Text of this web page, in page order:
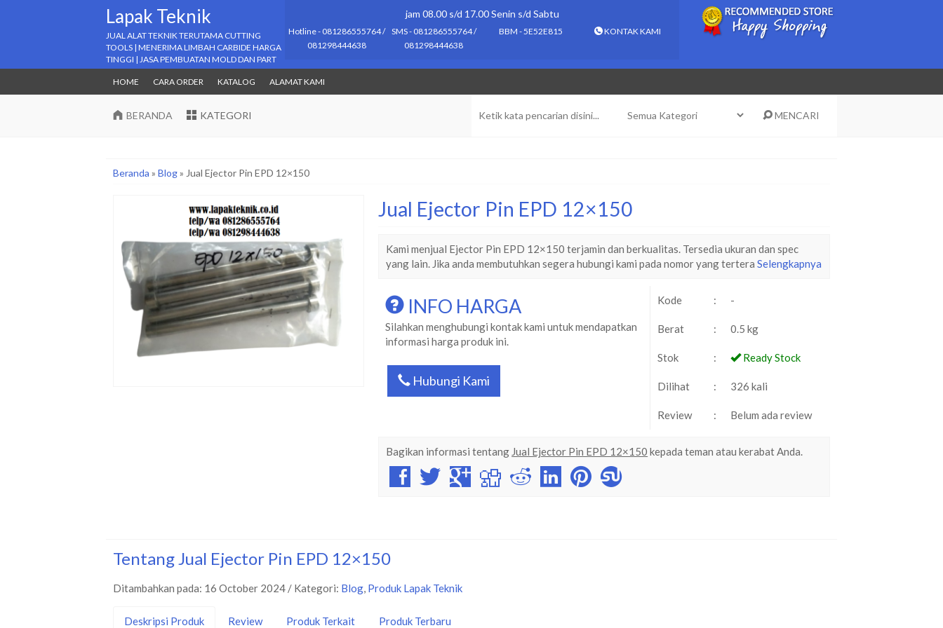
Lapak Teknik
JUAL ALAT TEKNIK TERUTAMA CUTTING
TOOLS | MENERIMA LIMBAH CARBIDE HARGA
TINGGI | JASA PEMBUATAN MOLD DAN PART
jam 08.00 s/d 17.00 Senin s/d Sabtu
Hotline - 081286555764 /
081298444638
SMS - 081286555764 /
081298444638
BBM - 5E52E815 KONTAK KAMI
HOME CARA ORDER KATALOG ALAMAT KAMI
BERANDA KATEGORI MENCARI
Beranda » Blog» Jual Ejector Pin EPD 12×150
Jual Ejector Pin EPD 12×150
Kami menjual Ejector Pin EPD 12×150 terjamin dan berkualitas. Tersedia ukuran dan spec
yang lain. Jika anda membutuhkan segera hubungi kami pada nomor yang terteraSelengkapnya
Kode : -
Berat : 0.5 kg
Stok : Ready Stock
Dilihat : 326 kali
Review : Belum ada review
INFO HARGA
Silahkan menghubungi kontak kami untuk mendapatkan
informasi harga produk ini.
Hubungi Kami
Bagikan informasi tentang Jual Ejector Pin EPD 12×150 kepada teman atau kerabat Anda.
Tentang Jual Ejector Pin EPD 12×150
Ditambahkan pada: 16 October 2024 / Kategori: Blog, Produk Lapak Teknik
Deskripsi Produk Review Produk Terkait Produk Terbaru